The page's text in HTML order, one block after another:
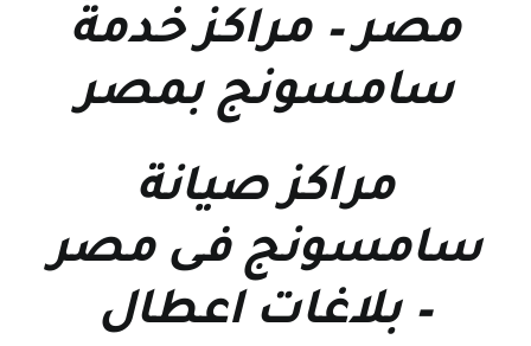
مصر–مراكز خدمة
سامسونج بمصر
مراكز صيانة
سامسونج فى مصر
–بلاغات اعطال